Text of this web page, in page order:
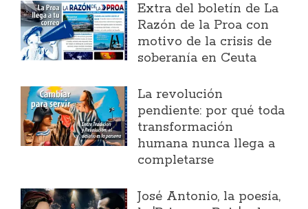
Extra del boletín de La
Razón de la Proa con
motivo de la crisis de
soberanía en Ceuta
La revolución
pendiente: por qué toda
transformación
humana nunca llega a
completarse
José Antonio, la poesía,